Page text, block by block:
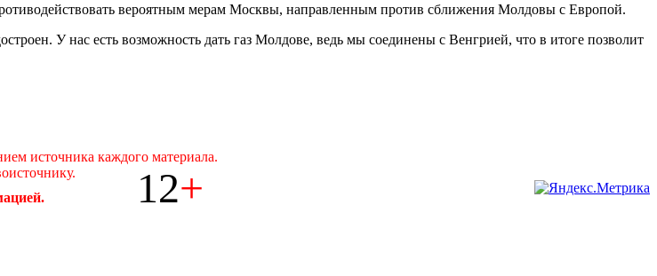
вероятным мерам Москвы, направленным против сближения Молдовы с Европой.
У нас есть возможность дать газ Молдове, ведь мы соединены с Венгрией, что в итоге позволит
источника каждого материала.
12+